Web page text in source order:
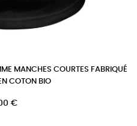
MANCHES COURTES FABRIQUÉ
COTON BIO
€